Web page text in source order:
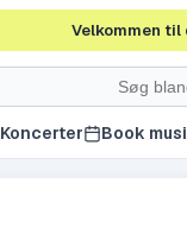
Velkommen til
Koncerter Book